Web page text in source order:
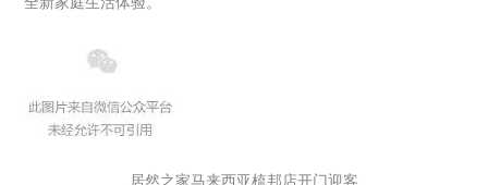
居然之家马来西亚梳邦店开门迎客